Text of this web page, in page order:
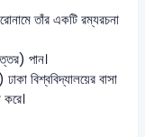
তাঁর একটি রম্যরচনা
পান।
বিশ্ববিদ্যালয়ের বাসা
করে।